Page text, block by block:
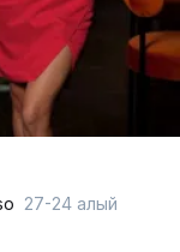
27-24 алый